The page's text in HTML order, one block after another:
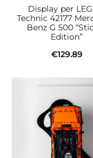
Display per
Technic 42177
Benz G 500
Edition”
€129.89